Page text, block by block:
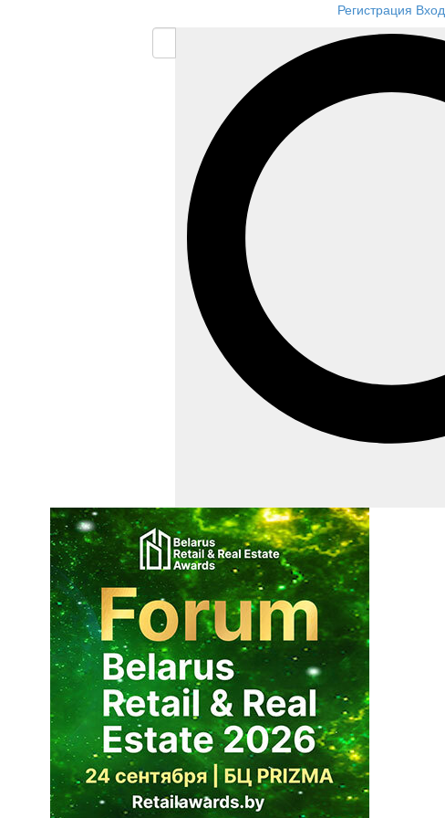
Регистрация Вход